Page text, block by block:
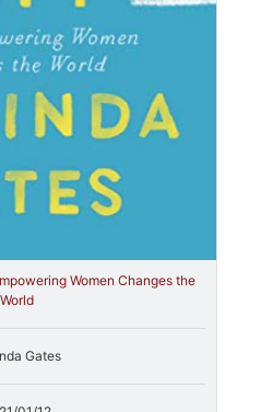
Women Changes the
World
Gates